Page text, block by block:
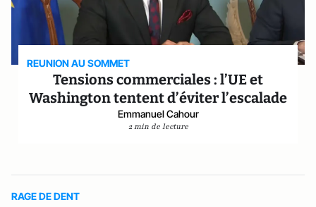
REUNION AU SOMMET
Tensions commerciales : l’UE et
Washington tentent d’éviter l’escalade
Emmanuel Cahour
2 min de lecture
RAGE DE DENT